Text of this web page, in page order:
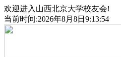
欢迎进入山西北京大学校友会!
当前时间:2026年8月8日9:13:54